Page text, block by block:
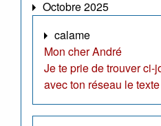
Octobre 2025
calame
Mon cher André
Je te prie de trouver ci-
avec ton réseau le